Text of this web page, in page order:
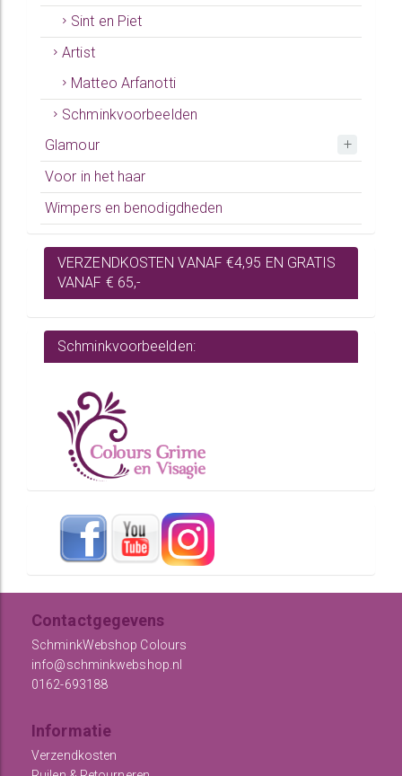
Sint en Piet
Artist
Matteo Arfanotti
Schminkvoorbeelden
Glamour
Voor in het haar
Wimpers en benodigdheden
VERZENDKOSTEN VANAF €4,95 EN GRATIS
VANAF € 65,-
Schminkvoorbeelden:
Contactgegevens
SchminkWebshop Colours
info@schminkwebshop.nl
0162-693188
Informatie
Verzendkosten